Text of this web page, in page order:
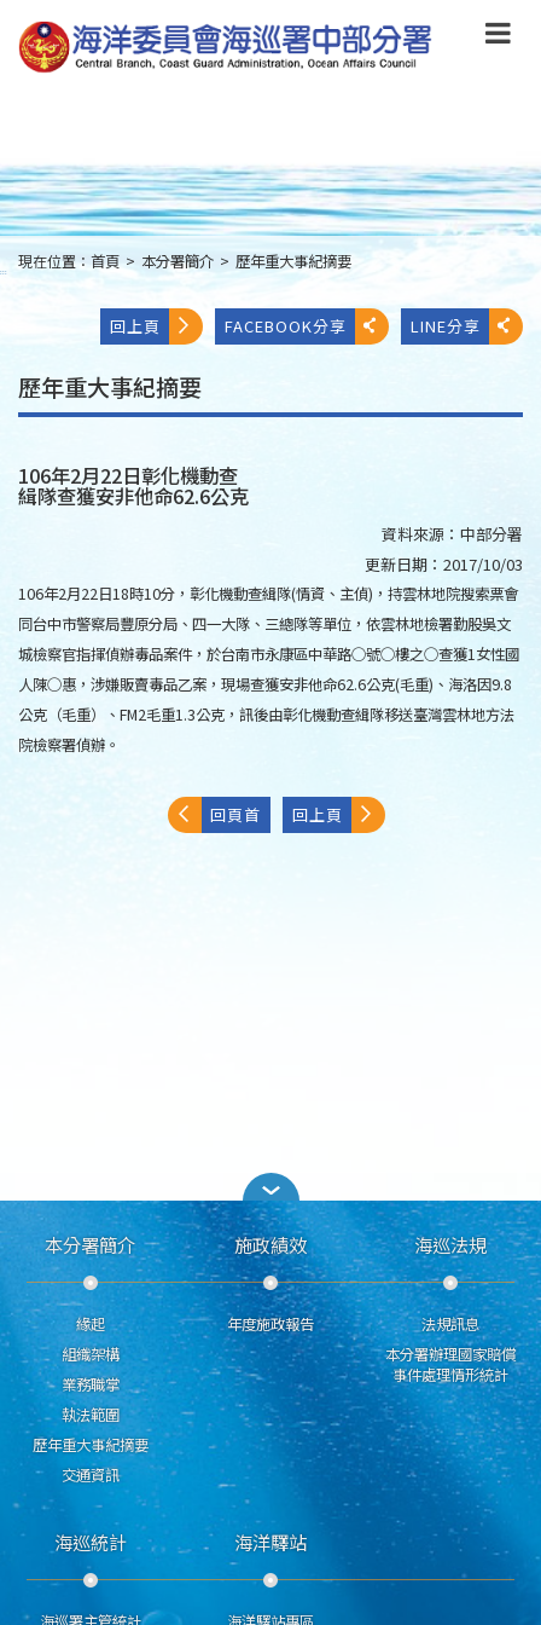
到
主
要
main
content
:::
現在位置： 首頁 > 本分署簡介 > 歷年重大事紀摘要
回上頁 FACEBOOK分享 LINE分享
歷年重大事紀摘要
106年2月22日彰化機動查
緝隊查獲安非他命62.6公克
資料來源： 中部分署
更新日期： 2017/10/03
106年2月22日18時10分，彰化機動查緝隊(情資、主偵)，持雲林地院搜索票會
同台中市警察局豐原分局、四一大隊、三總隊等單位，依雲林地檢署勤股吳文
城檢察官指揮偵辦毒品案件，於台南市永康區中華路○號○樓之○查獲1女性國
人陳○惠，涉嫌販賣毒品乙案，現場查獲安非他命62.6公克(毛重)、海洛因9.8
公克（毛重）、FM2毛重1.3公克，訊後由彰化機動查緝隊移送臺灣雲林地方法
院檢察署偵辦。
回頁首 回上頁
本分署簡介
緣起
組織架構
業務職掌
執法範圍
歷年重大事紀摘要
交通資訊
施政績效
年度施政報告
海巡法規
法規訊息
本分署辦理國家賠償
事件處理情形統計
海巡統計 海洋驛站